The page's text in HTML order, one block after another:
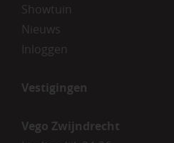
Showtuin
Nieuws
Inloggen
Vestigingen
Vego Zwijndrecht